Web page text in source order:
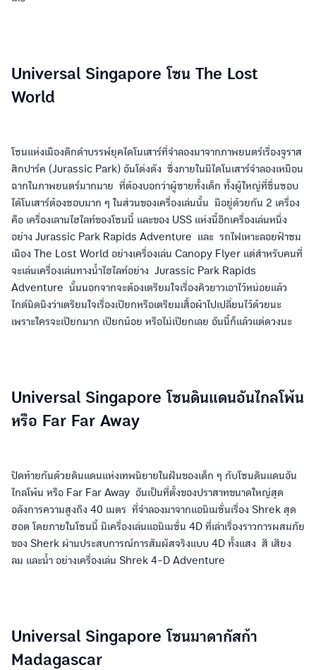
Universal Singapore โซน The Lost
World
โซนแห่งเมืองดึกดำบรรพ์ยุคไดโนเสาร์ที่จำลองมาจากภาพยนตร์เรื่องจูราส
สิกปาร์ค (Jurassic Park) อันโด่งดัง ซึ่งภายในมีไดโนเสาร์จำลองเหมือน
ฉากในภาพยนตร์มากมาย ที่ต้องบอกว่าผู้ชายทั้งเด็ก ทั้งผู้ใหญ่ที่ชื่นชอบ
ได้โนเสาร์ต้องชอบมาก ๆ ในส่วนของเครื่องเล่นนั้น มีอยู่ด้วยกัน 2 เครื่อง
คือ เครื่องเลานไฮไลท์ของโซนนี้ และของ USS แห่งนี้อีกเครื่องเล่นหนึ่ง
อย่าง Jurassic Park Rapids Adventure และ รถไฟเหาะลอยฟ้าชม
เมือง The Lost World อย่างเครื่องเล่น Canopy Flyer แต่สำหรับคนที่
จะเล่นเครื่องเล่นทางน้ำไฮไลท์อย่าง Jurassic Park Rapids
Adventure นั้นนอกจากจะต้องเตรียมใจเรื่องคิวยาวเอาไว้หน่อยแล้ว
ไกด์นิดนึงว่าเตรียมใจเรื่องเปียกหรือเตรียมเสื้อผ้าไปเปลี่ยนไว้ด้วยนะ
เพราะใครจะเปียกมาก เปียกน้อย หรือไม่เปียกเลย อันนี้ก็แล้วแต่ดวงนะ
Universal Singapore โซนดินแดนอันไกลโพ้น
หรือ Far Far Away
ปิดท้ายกันด้วยดินแดนแห่งเทพนิยายในฝันของเด็ก ๆ กับโซนดินแดนอัน
ไกลโพ้น หรือ Far Far Away อันเป็นที่ตั้งของปราสาทขนาดใหญ่สุด
อลังการความสูงถึง 40 เมตร ที่จำลองมาจากแอนิเมชั่นเรื่อง Shrek สุด
ฮอต โดยภายในโซนนี้ มีเครื่องเล่นแอนิเมชั่น 4D ที่เล่าเรื่องราวการผสมภัย
ของ Sherk ผ่านประสบการณ์การสัมผัสจริงแบบ 4D ทั้งแสง สี เสียง
ลม และน้ำ อย่างเครื่องเล่น Shrek 4-D Adventure
Universal Singapore โซนมาดากัสก้า
Madagascar